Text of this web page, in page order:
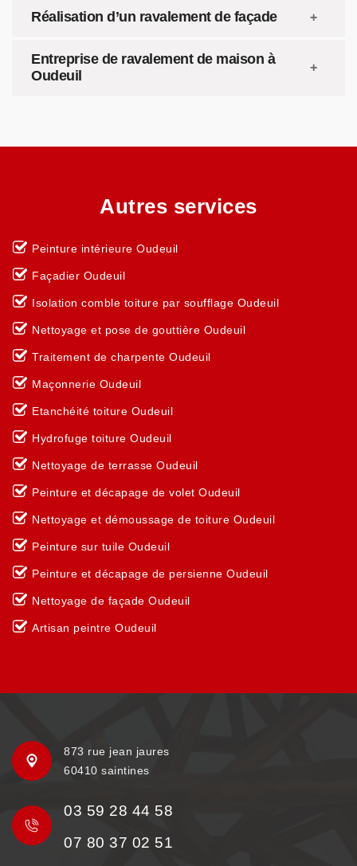
Réalisation d’un ravalement de façade
Entreprise de ravalement de maison à
Oudeuil
Autres services
Peinture intérieure Oudeuil
Façadier Oudeuil
Isolation comble toiture par soufflage Oudeuil
Nettoyage et pose de gouttière Oudeuil
Traitement de charpente Oudeuil
Maçonnerie Oudeuil
Etanchéité toiture Oudeuil
Hydrofuge toiture Oudeuil
Nettoyage de terrasse Oudeuil
Peinture et décapage de volet Oudeuil
Nettoyage et démoussage de toiture Oudeuil
Peinture sur tuile Oudeuil
Peinture et décapage de persienne Oudeuil
Nettoyage de façade Oudeuil
Artisan peintre Oudeuil
873 rue jean jaures
60410 saintines
03 59 28 44 58
07 80 37 02 51